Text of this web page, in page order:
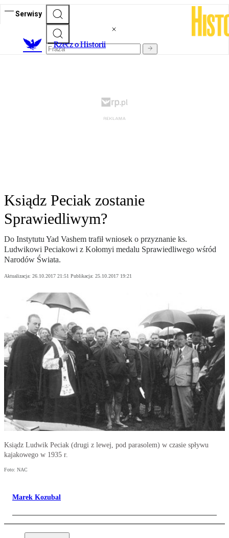
Serwisy
Rzecz o Historii
Ksiądz Peciak zostanie
Sprawiedliwym?
Do Instytutu Yad Vashem trafił wniosek o przyznanie ks.
Ludwikowi Peciakowi z Kołomyi medalu Sprawiedliwego wśród
Narodów Świata.
Aktualizacja: 26.10.2017 21:51 Publikacja: 25.10.2017 19:21
Ksiądz Ludwik Peciak (drugi z lewej, pod parasolem) w czasie spływu
kajakowego w 1935 r.
Foto: NAC
Marek Kozubal